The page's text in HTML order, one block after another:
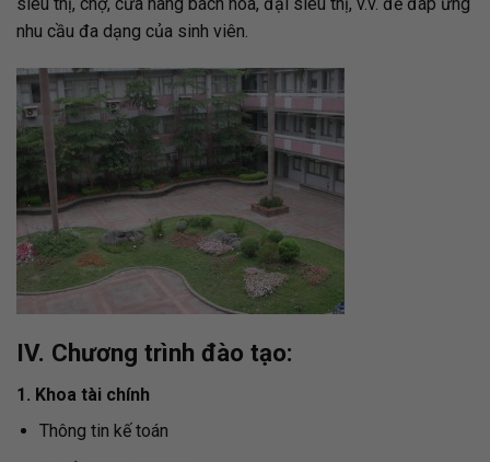
siêu thị, chợ, cửa hàng bách hóa, đại siêu thị, v.v. để đáp ứng
nhu cầu đa dạng của sinh viên.
IV. Chương trình đào tạo:
1. Khoa tài chính
Thông tin kế toán